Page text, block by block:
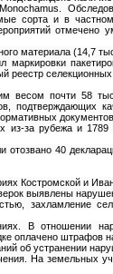
сорта и в
материала (14,7
реестр
весом почти 58
подтверждающих
за рубежа и 1789
40
Костромской и
выявлены
захламление
В отношении
оплачено штрафов
об устранении
На земельных